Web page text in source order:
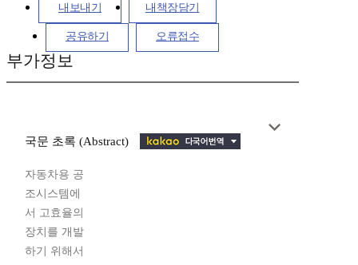
내보내기 내책장담기
공유하기 오류접수
부가정보
국문 초록 (Abstract)
자동차용 공
조시스템에
서 고효율의
장치를 개발
하기 위해서